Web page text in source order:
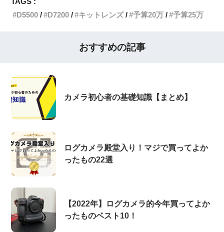
D5500
D7200 キットレンズ 予算20万 予算25万
おすすめの記事
カメラ初心者の基礎知識【まとめ】
ログカメラ殿堂入り！マジで買ってよか
ったもの22選
【2022年】ログカメラ的今年買ってよか
ったものベスト10！